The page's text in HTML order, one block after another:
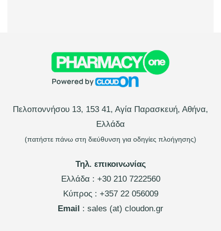
Πελοποννήσου 13, 153 41, Αγία Παρασκευή, Αθήνα,
Ελλάδα
(πατήστε πάνω στη διεύθυνση για οδηγίες πλοήγησης)
Τηλ. επικοινωνίας
Ελλάδα : +30 210 7222560
Κύπρος : +357 22 056009
Email : sales (at) cloudon.gr